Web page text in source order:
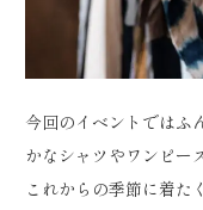
今回のイベントではふ
かなシャツやワンピー
これからの季節に着た